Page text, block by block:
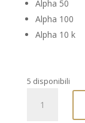
Alpha 50
Alpha 100
Alpha 10 k
5 disponibili
veicolare